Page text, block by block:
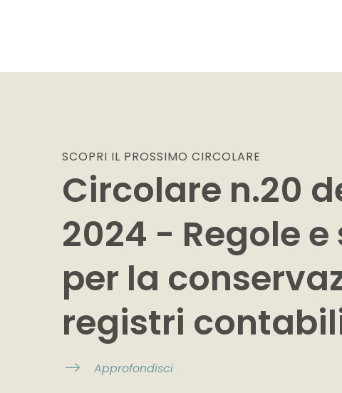
SCOPRI IL PROSSIMO CIRCOLARE
Circolare n.20
2024 - Regole
per la
registri
Approfondisci